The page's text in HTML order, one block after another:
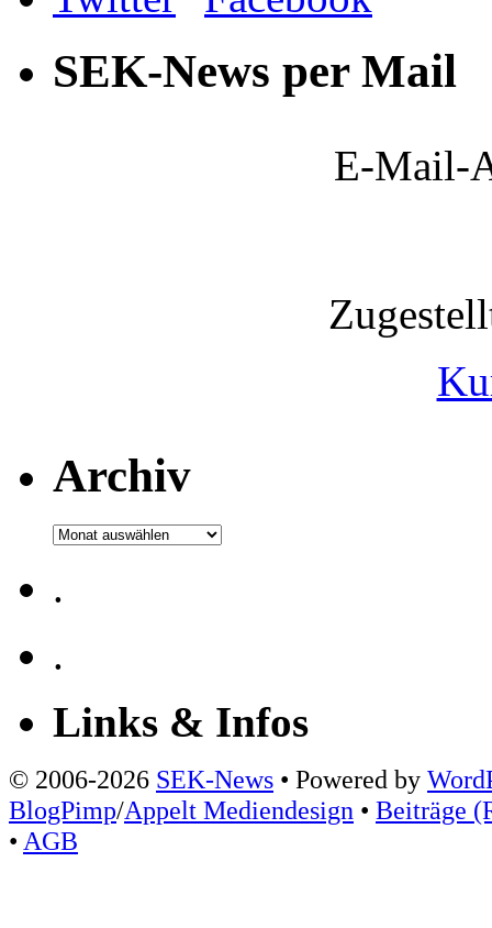
SEK-News per Mail
E-Mail-
Archiv
Archiv
.
.
Links & Infos
© 2006-2026 SEK-News • Powered by
BlogPimp/Appelt Mediendesign • Beiträge
• AGB